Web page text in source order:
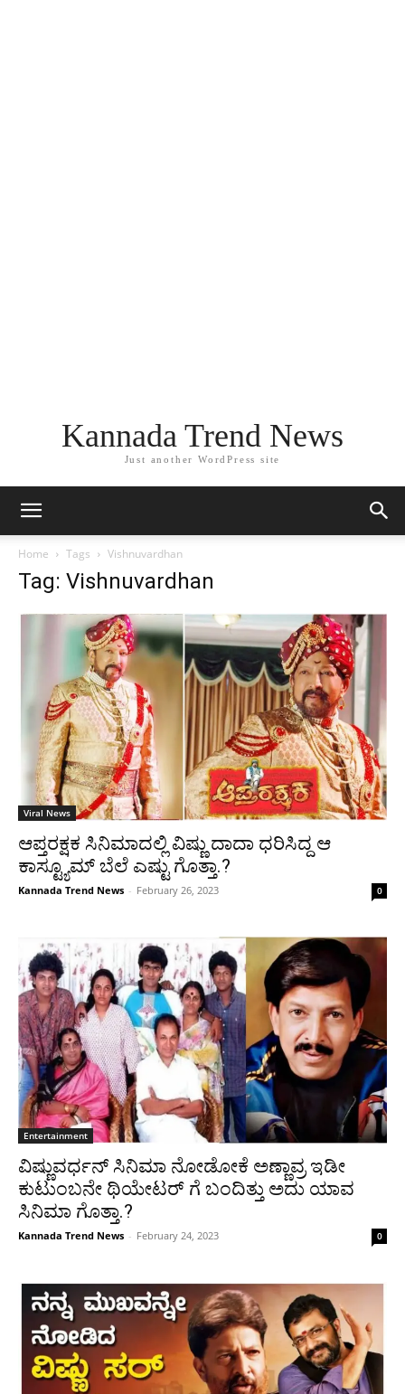
Kannada Trend News
Just another WordPress site
Home Tags Vishnuvardhan
Tag: Vishnuvardhan
Viral News
ಆಪ್ತರಕ್ಷಕ ಸಿನಿಮಾದಲ್ಲಿ ವಿಷ್ಣು ದಾದಾ ಧರಿಸಿದ್ದ ಆ
ಕಾಸ್ಟ್ಯೂಮ್ ಬೆಲೆ ಎಷ್ಟು ಗೊತ್ತಾ.?
Kannada Trend News - February 26, 2023 0
Entertainment
ವಿಷ್ಣುವರ್ಧನ್ ಸಿನಿಮಾ ನೋಡೋಕೆ ಅಣ್ಣಾವ್ರ ಇಡೀ
ಕುಟುಂಬನೇ ಥಿಯೇಟರ್ ಗೆ ಬಂದಿತ್ತು ಅದು ಯಾವ
ಸಿನಿಮಾ ಗೊತ್ತಾ.?
Kannada Trend News - February 24, 2023 0